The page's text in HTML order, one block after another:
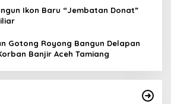
Ikon Baru “Jembatan Donat”
Gotong Royong Bangun Delapan
Banjir Aceh Tamiang